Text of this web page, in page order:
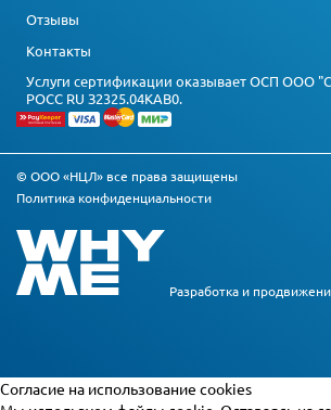
Отзывы
Контакты
Услуги сертификации оказывает ОСП ООО
РОСС RU З2325.04КАВ0.
© ООО «НЦЛ» все права защищены
Политика конфиденциальности
Разработка и
Cогласие на использование cookies